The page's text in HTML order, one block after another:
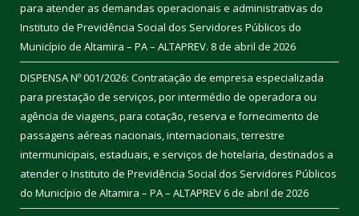
para atender as demandas operacionais e administrativas do
Instituto de Previdência Social dos Servidores Públicos do
Município de Altamira – PA – ALTAPREV. 8 de abril de 2026
DISPENSA Nº 001/2026: Contratação de empresa especializada
para prestação de serviços, por intermédio de operadora ou
agência de viagens, para cotação, reserva e fornecimento de
passagens aéreas nacionais, internacionais, terrestre
intermunicipais, estaduais, e serviços de hotelaria, destinados a
atender o Instituto de Previdência Social dos Servidores Públicos
do Município de Altamira – PA – ALTAPREV6 de abril de 2026